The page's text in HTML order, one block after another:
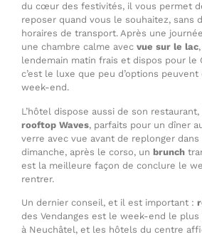
du cœur des festivités, il vous permet
reposer quand vous le souhaitez, sans
horaires de transport. Après une
une chambre calme avec vue sur le lac
lendemain matin frais et dispos pour le
c’est le luxe que peu d’options
week-end.
L’hôtel dispose aussi de son restaurant,
rooftop Waves, parfaits pour un dîner
verre avec vue avant de replonger dans
dimanche, après le corso, un brunch
est la meilleure façon de conclure le
rentrer.
Un dernier conseil, et il est important :
des Vendanges est le week-end le plus
à Neuchâtel, et les hôtels du centre